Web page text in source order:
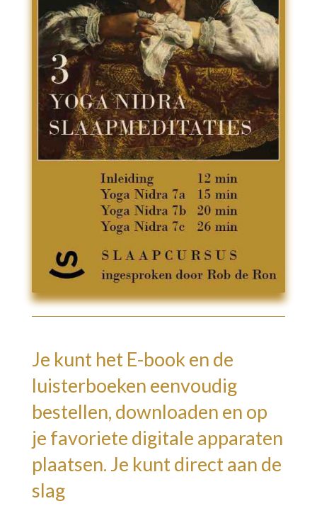
Je kunt het E-book en de
luisterboeken eenvoudig
bestellen, downloaden en op
je favoriete digitale apparaten
plaatsen. Je kunt direct aan de
slag